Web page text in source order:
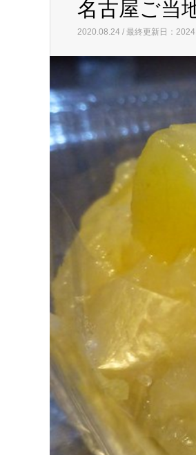
名古屋ご当
2020.08.24 / 最終更新日：